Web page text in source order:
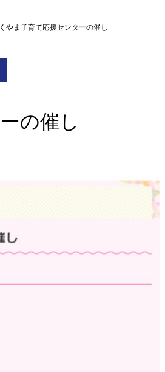
やま子育て応援センターの催し
の催し